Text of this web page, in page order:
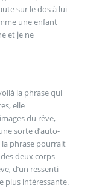
sur le dos à lui
une enfant
et je ne
la phrase qui
elle
du rêve,
sorte d’auto-
phrase pourrait
deux corps
d’un ressenti
plus intéressante.